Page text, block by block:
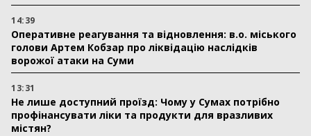
14:39
Оперативне реагування та відновлення: в.о. міського
голови Артем Кобзар про ліквідацію наслідків
ворожої атаки на Суми
13:31
Не лише доступний проїзд: Чому у Сумах потрібно
профінансувати ліки та продукти для вразливих
містян?